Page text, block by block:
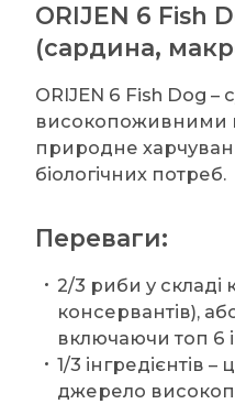
ORIJEN 6 Fish
(сардина,
ORIJEN 6 Fish Dog
високопоживними
природне
біологічних потреб.
Переваги:
2/3 риби у
консервантів),
включаючи топ 6
1/3 інгредієнтів
джерело